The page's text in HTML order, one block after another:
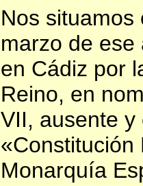
Nos situamos
marzo de
en Cádiz por
Reino, en
VII, ausente
«Constitución
Monarquía